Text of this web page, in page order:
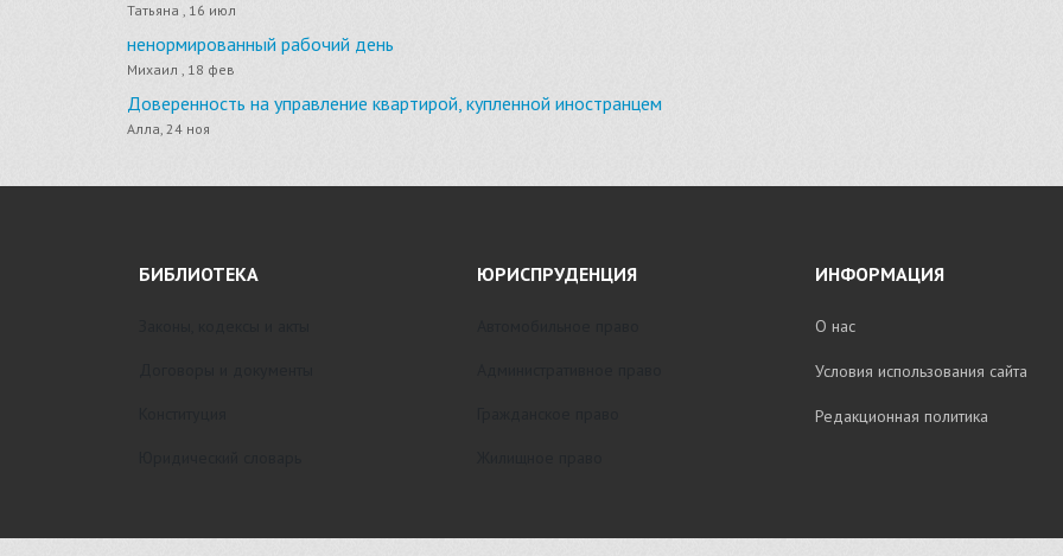
Татьяна , 16 июл
ненормированный рабочий день
Михаил , 18 фев
Доверенность на управление квартирой, купленной иностранцем
Алла, 24 ноя
БИБЛИОТЕКА ЮРИСПРУДЕНЦИЯ ИНФОРМАЦИЯ
О нас
Условия использования сайта
Редакционная политика